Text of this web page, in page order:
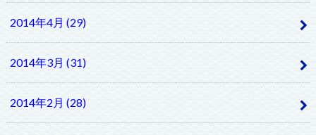
2014年4月 (29)
2014年3月 (31)
2014年2月 (28)